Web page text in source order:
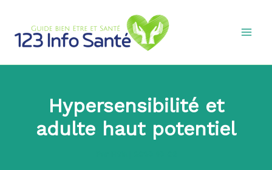
contenu
Hypersensibilité et
adulte haut potentiel